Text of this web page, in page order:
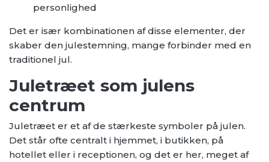
personlighed
Det er især kombinationen af disse elementer, der
skaber den julestemning, mange forbinder med en
traditionel jul.
Juletræet som julens
centrum
Juletræet er et af de stærkeste symboler på julen.
Det står ofte centralt i hjemmet, i butikken, på
hotellet eller i receptionen, og det er her, meget af